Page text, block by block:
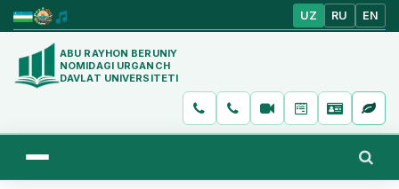
UZ RU EN
ABU RAYHON BERUNIY
NOMIDAGI URGANCH
DAVLAT UNIVERSITETI